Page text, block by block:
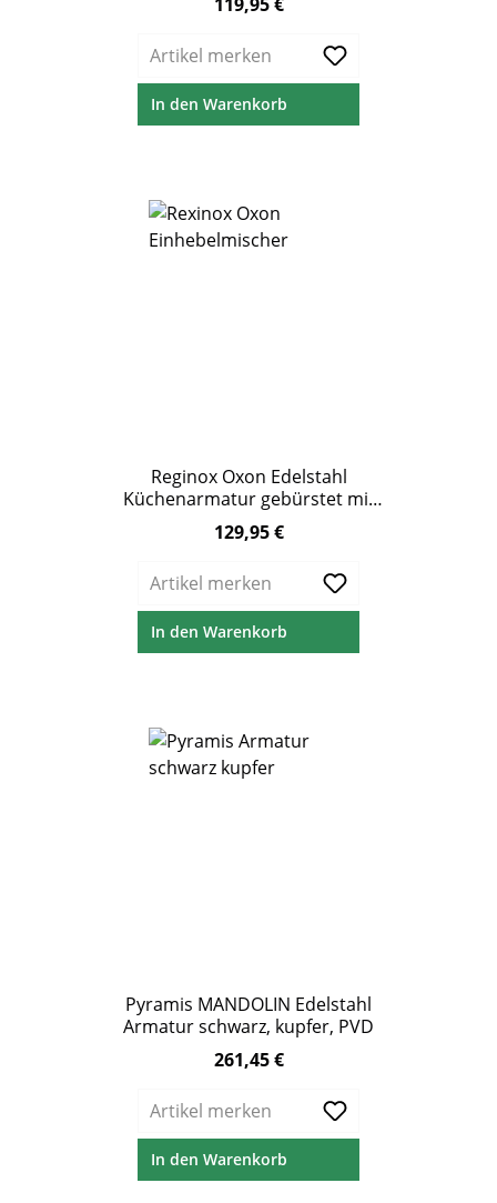
Edelstahl
Regulärer Preis:
Artikel merken
In den Warenkorb
Reginox Oxon Edelstahl
Küchenarmatur gebürstet mit
schwenkbarem Auslauf
Regulärer Preis:
129,95 €
Artikel merken
In den Warenkorb
Pyramis MANDOLIN Edelstahl
Armatur schwarz, kupfer, PVD
Regulärer Preis:
261,45 €
Artikel merken
In den Warenkorb